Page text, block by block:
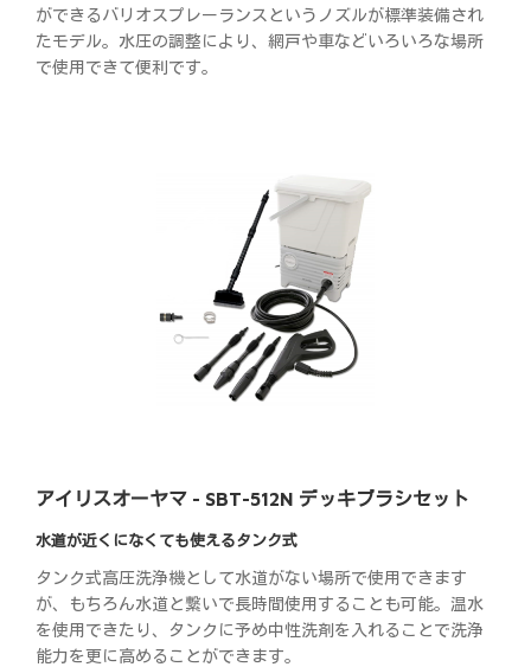
ができるバリオスプレーランスというノズルが標準装備され
たモデル。水圧の調整により、網戸や車などいろいろな場所
で使用できて便利です。
アイリスオーヤマ - SBT-512N デッキブラシセット
水道が近くになくても使えるタンク式
タンク式高圧洗浄機として水道がない場所で使用できます
が、もちろん水道と繋いで長時間使用することも可能。温水
を使用できたり、タンクに予め中性洗剤を入れることで洗浄
能力を更に高めることができます。